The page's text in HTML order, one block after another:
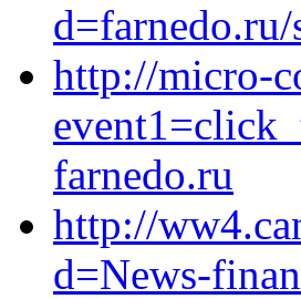
http://micro-
farnedo.ru
http://
d=News-